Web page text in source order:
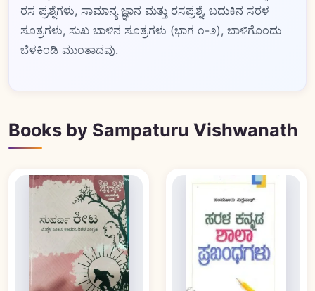
ರಸ ಪ್ರಶ್ನೆಗಳು, ಸಾಮಾನ್ಯ ಜ್ಞಾನ ಮತ್ತು ರಸಪ್ರಶ್ನೆ, ಬದುಕಿನ ಸರಳ
ಸೂತ್ರಗಳು, ಸುಖ ಬಾಳಿನ ಸೂತ್ರಗಳು (ಭಾಗ ೧-೨), ಬಾಳಿಗೊಂದು
ಬೆಳಕಿಂಡಿ ಮುಂತಾದವು.
Books by Sampaturu Vishwanath